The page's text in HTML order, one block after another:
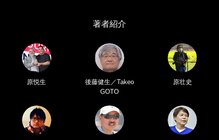
著者紹介
原悦生
後藤健生／Takeo
GOTO
原壮史